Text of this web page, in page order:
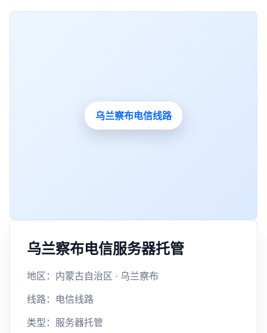
乌兰察布电信服务器托管
地区：内蒙古自治区 · 乌兰察布
线路：电信线路
类型：服务器托管